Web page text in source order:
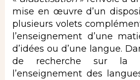
mise en œuvre d’un
plusieurs volets
l’enseignement d’une
d’idées ou d’une langue.
de recherche sur la
l’enseignement des